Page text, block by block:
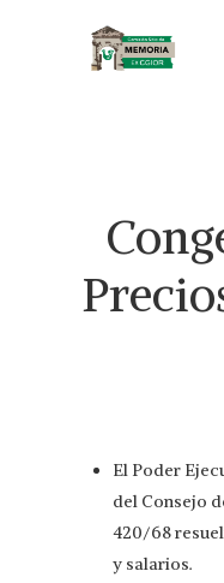
El Poder
del Consejo
420/68
y salarios.